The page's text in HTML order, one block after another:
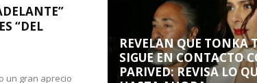
“DEL
un gran aprecio
REVELAN QUE TONKA
SIGUE EN CONTACTO
PARIVED: REVISA LO